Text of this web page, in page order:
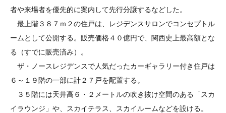
者や来場者を優先的に案内して先行分譲するなどした。
最上階３８７ｍ２の住戸は、レジデンスサロンでコンセプトル
ームとして公開する。販売価格４０億円で、関西史上最高額とな
る（すでに販売済み）。
ザ・ノースレジデンスで人気だったカーギャラリー付き住戸は
６～１９階の一部に計２７戸を配置する。
３５階には天井高６・２メートルの吹き抜け空間のある「スカ
イラウンジ」や、スカイテラス、スカイルームなどを設ける。